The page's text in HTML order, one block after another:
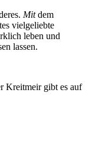
Mitdem
vielgeliebte
leben und
lassen.
Kreitmeir gibt es auf